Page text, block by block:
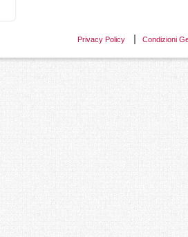
Privacy Policy Condizioni